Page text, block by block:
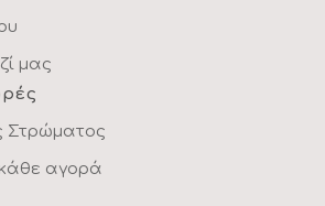
μας
Στρώματος
αγορά